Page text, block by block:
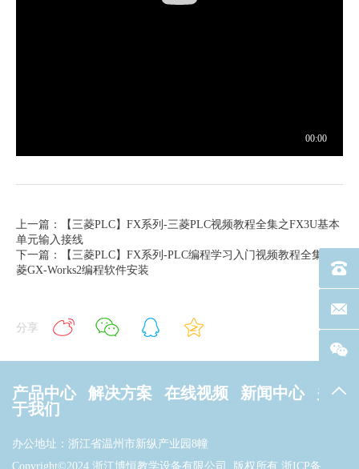
上一篇：【三菱PLC】FX系列-三菱PLC视频教程全集之FX3U基本
单元输入接线
下一篇：【三菱PLC】FX系列-PLC编程学习入门视频教程全集-三
菱GX-Works2编程软件安装
分享
产品中心 解决方案 在线视频 新闻中心
关
于我们
办公地址：浙江省温州市新纵产业园8幢
Copyright©2024 浙江博恒教学设备有限公司. 版权所有 浙ICP备
电话
联系
返回